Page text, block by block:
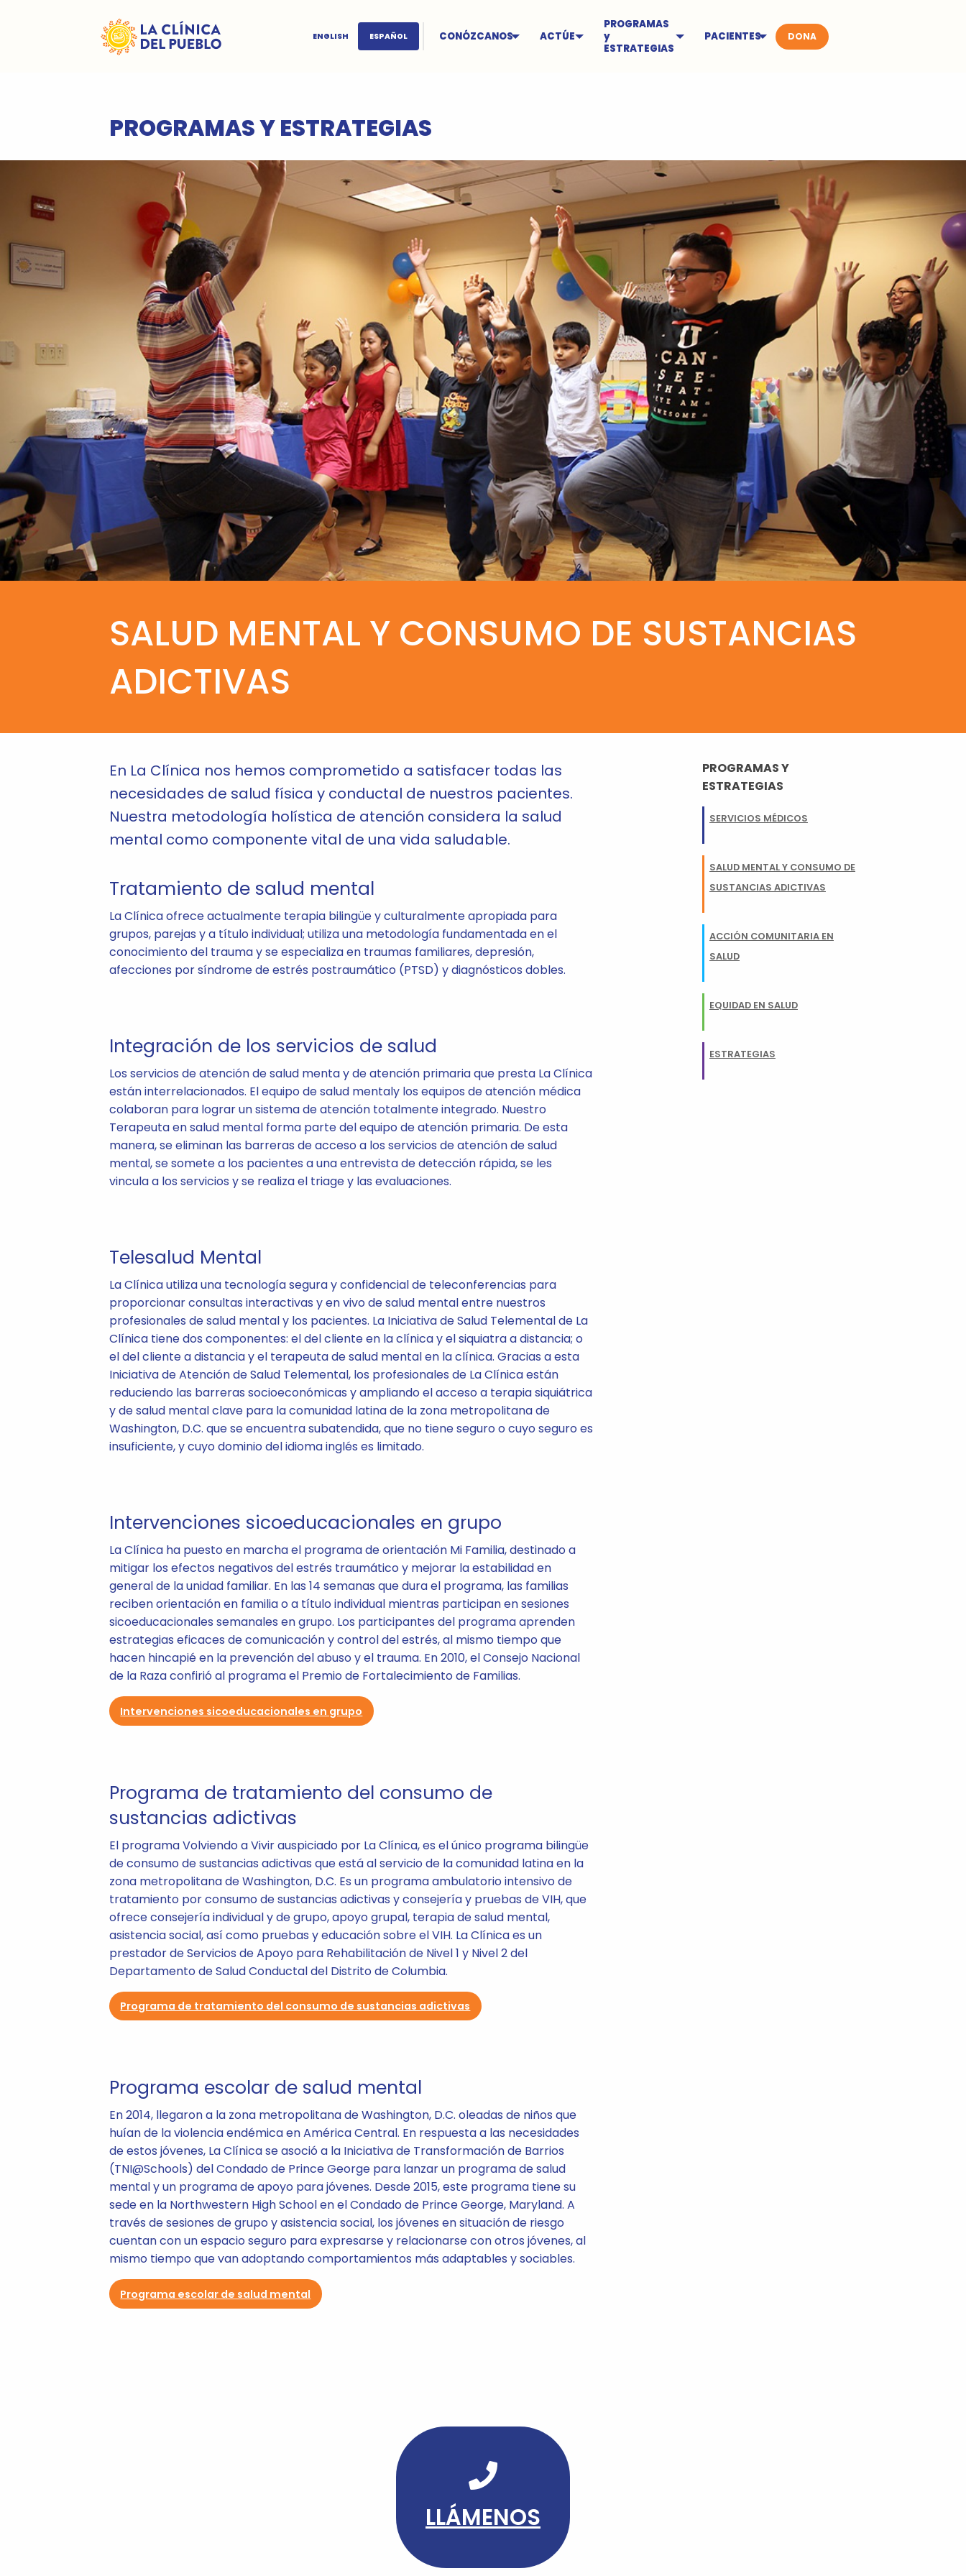
ENGLISH ESPAÑOL CONÓZCANOS ACTÚE
PROGRAMAS
y
ESTRATEGIAS
PACIENTES DONA
PROGRAMAS Y ESTRATEGIAS
SALUD MENTAL Y CONSUMO DE SUSTANCIAS
ADICTIVAS
En La Clínica nos hemos comprometido a satisfacer todas las
necesidades de salud física y conductal de nuestros pacientes.
Nuestra metodología holística de atención considera la salud
mental como componente vital de una vida saludable.
Tratamiento de salud mental
La Clínica ofrece actualmente terapia bilingüe y culturalmente apropiada para
grupos, parejas y a título individual; utiliza una metodología fundamentada en el
conocimiento del trauma y se especializa en traumas familiares, depresión,
afecciones por síndrome de estrés postraumático (PTSD) y diagnósticos dobles.
Integración de los servicios de salud
Los servicios de atención de salud menta y de atención primaria que presta La Clínica
están interrelacionados. El equipo de salud mentaly los equipos de atención médica
colaboran para lograr un sistema de atención totalmente integrado. Nuestro
Terapeuta en salud mental forma parte del equipo de atención primaria. De esta
manera, se eliminan las barreras de acceso a los servicios de atención de salud
mental, se somete a los pacientes a una entrevista de detección rápida, se les
vincula a los servicios y se realiza el triage y las evaluaciones.
Telesalud Mental
La Clínica utiliza una tecnología segura y confidencial de teleconferencias para
proporcionar consultas interactivas y en vivo de salud mental entre nuestros
profesionales de salud mental y los pacientes. La Iniciativa de Salud Telemental de La
Clínica tiene dos componentes: el del cliente en la clínica y el siquiatra a distancia; o
el del cliente a distancia y el terapeuta de salud mental en la clínica. Gracias a esta
Iniciativa de Atención de Salud Telemental, los profesionales de La Clínica están
reduciendo las barreras socioeconómicas y ampliando el acceso a terapia siquiátrica
y de salud mental clave para la comunidad latina de la zona metropolitana de
Washington, D.C. que se encuentra subatendida, que no tiene seguro o cuyo seguro es
insuficiente, y cuyo dominio del idioma inglés es limitado.
Intervenciones sicoeducacionales en grupo
La Clínica ha puesto en marcha el programa de orientación Mi Familia, destinado a
mitigar los efectos negativos del estrés traumático y mejorar la estabilidad en
general de la unidad familiar. En las 14 semanas que dura el programa, las familias
reciben orientación en familia o a título individual mientras participan en sesiones
sicoeducacionales semanales en grupo. Los participantes del programa aprenden
estrategias eficaces de comunicación y control del estrés, al mismo tiempo que
hacen hincapié en la prevención del abuso y el trauma. En 2010, el Consejo Nacional
de la Raza confirió al programa el Premio de Fortalecimiento de Familias.
Intervenciones sicoeducacionales en grupo
Programa de tratamiento del consumo de
sustancias adictivas
El programa Volviendo a Vivir auspiciado por La Clínica, es el único programa bilingüe
de consumo de sustancias adictivas que está al servicio de la comunidad latina en la
zona metropolitana de Washington, D.C. Es un programa ambulatorio intensivo de
tratamiento por consumo de sustancias adictivas y consejería y pruebas de VIH, que
ofrece consejería individual y de grupo, apoyo grupal, terapia de salud mental,
asistencia social, así como pruebas y educación sobre el VIH. La Clínica es un
prestador de Servicios de Apoyo para Rehabilitación de Nivel 1 y Nivel 2 del
Departamento de Salud Conductal del Distrito de Columbia.
Programa de tratamiento del consumo de sustancias adictivas
Programa escolar de salud mental
En 2014, llegaron a la zona metropolitana de Washington, D.C. oleadas de niños que
huían de la violencia endémica en América Central. En respuesta a las necesidades
de estos jóvenes, La Clínica se asoció a la Iniciativa de Transformación de Barrios
(TNI@Schools) del Condado de Prince George para lanzar un programa de salud
mental y un programa de apoyo para jóvenes. Desde 2015, este programa tiene su
sede en la Northwestern High School en el Condado de Prince George, Maryland. A
través de sesiones de grupo y asistencia social, los jóvenes en situación de riesgo
cuentan con un espacio seguro para expresarse y relacionarse con otros jóvenes, al
mismo tiempo que van adoptando comportamientos más adaptables y sociables.
Programa escolar de salud mental
PROGRAMAS Y
ESTRATEGIAS
SERVICIOS MÉDICOS
SALUD MENTAL Y CONSUMO DE
SUSTANCIAS ADICTIVAS
ACCIÓN COMUNITARIA EN
SALUD
EQUIDAD EN SALUD
ESTRATEGIAS
LLÁMENOS